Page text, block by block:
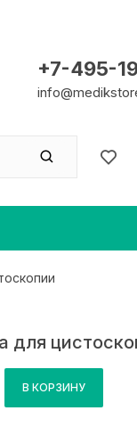
+7-495-
для
В КОРЗИНУ